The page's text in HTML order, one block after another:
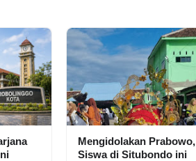
Mengidolakan Prabowo,
Siswa di Situbondo ini